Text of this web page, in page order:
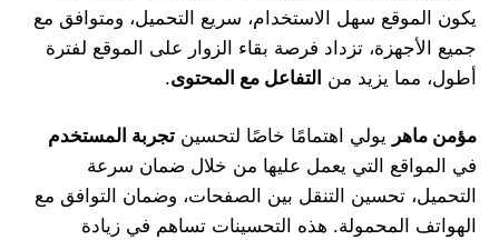
يكون الموقع سهل الاستخدام، سريع التحميل، ومتوافق مع
جميع الأجهزة، تزداد فرصة بقاء الزوار على الموقع لفترة
أطول، مما يزيد من التفاعل مع المحتوى.
مؤمن ماهر يولي اهتمامًا خاصًا لتحسين تجربة المستخدم
في المواقع التي يعمل عليها من خلال ضمان سرعة
التحميل، تحسين التنقل بين الصفحات، وضمان التوافق مع
الهواتف المحمولة. هذه التحسينات تساهم في زيادة